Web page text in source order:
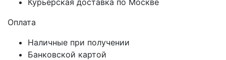
Оплата
Наличные при получении
Банковской картой